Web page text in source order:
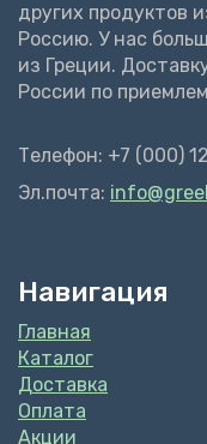
других продуктов
Россию. У нас
из Греции.
России по
Телефон: +7 (000)
Эл.почта:
Навигация
Главная
Каталог
Доставка
Оплата
Акции